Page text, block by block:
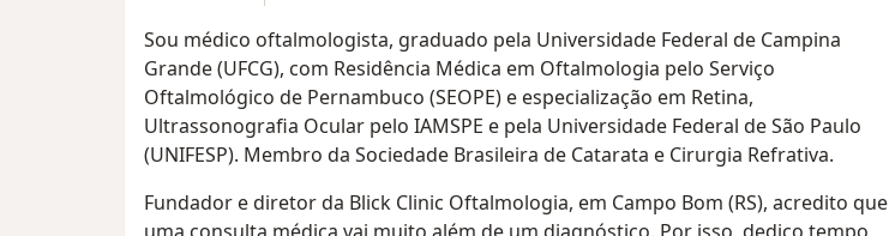
Sou médico oftalmologista, graduado pela Universidade Federal de Campina
Grande (UFCG), com Residência Médica em Oftalmologia pelo Serviço
Oftalmológico de Pernambuco (SEOPE) e especialização em Retina,
Ultrassonografia Ocular pelo IAMSPE e pela Universidade Federal de São Paulo
(UNIFESP). Membro da Sociedade Brasileira de Catarata e Cirurgia Refrativa.
Fundador e diretor da Blick Clinic Oftalmologia, em Campo Bom (RS), acredito que